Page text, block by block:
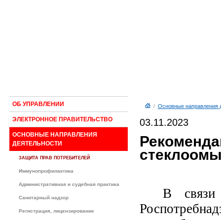
ОБ УПРАВЛЕНИИ
ЭЛЕКТРОННОЕ ПРАВИТЕЛЬСТВО
ОСНОВНЫЕ НАПРАВЛЕНИЯ
ДЕЯТЕЛЬНОСТИ
ЗАЩИТА ПРАВ ПОТРЕБИТЕЛЕЙ
Иммунопрофилактика
Административная и судебная практика
Санитарный надзор
Регистрация, лицензирование
/ Основные направления
03.11.2023
В связи